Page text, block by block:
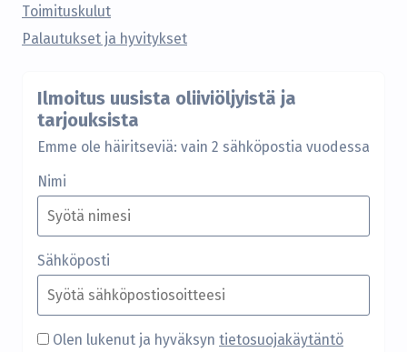
Toimituskulut
Palautukset ja hyvitykset
Ilmoitus uusista oliiviöljyistä ja
tarjouksista
Emme ole häiritseviä: vain 2 sähköpostia vuodessa
Nimi
Sähköposti
Olen lukenut ja hyväksyn tietosuojakäytäntö